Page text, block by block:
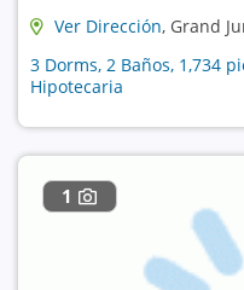
Ver Dirección, Grand
3 Dorms, 2 Baños, 1,734
Hipotecaria
1